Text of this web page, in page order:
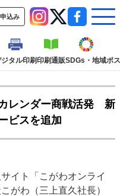
込み
タル印刷印刷通販SDGs・地域ポ
タル印刷
印刷通販
レンダー商戦活発 新
ビスを追加
イト「こがわオンライ
がわ（三上直久社長）